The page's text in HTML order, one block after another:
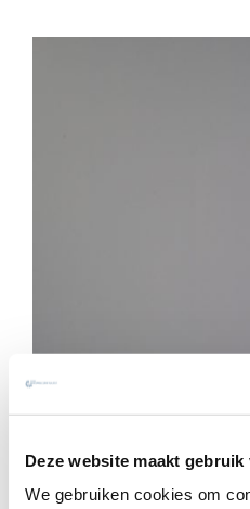
Deze website maakt gebruik
We gebruiken cookies om